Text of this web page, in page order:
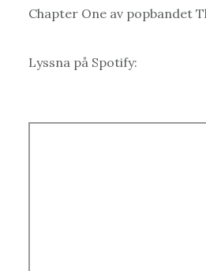
Chapter One av popbandet
Lyssna på Spotify: